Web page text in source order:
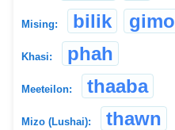
Mising: bilik gimo
Khasi: phah
Meeteilon: thaaba
Mizo (Lushai): thawn